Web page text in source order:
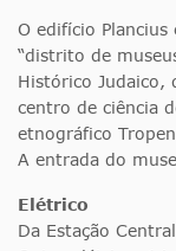
O edifício
“distrito de
Histórico Judaico,
centro de ciência
etnográfico
A entrada do
Elétrico
Da Estação